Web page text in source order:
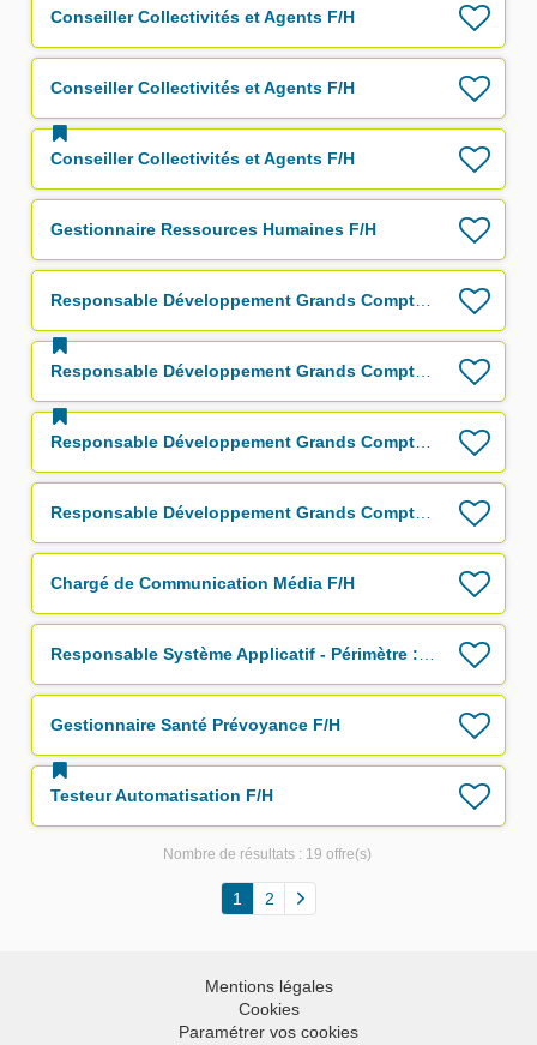
Conseiller Collectivités et Agents F/H
Conseiller Collectivités et Agents F/H
Conseiller Collectivités et Agents F/H
Gestionnaire Ressources Humaines F/H
Chargé de Communication Média F/H
Gestionnaire Santé Prévoyance F/H
Testeur Automatisation F/H
Nombre de résultats : 19 offre(s)
1 2
Mentions légales
Cookies
Paramétrer vos cookies